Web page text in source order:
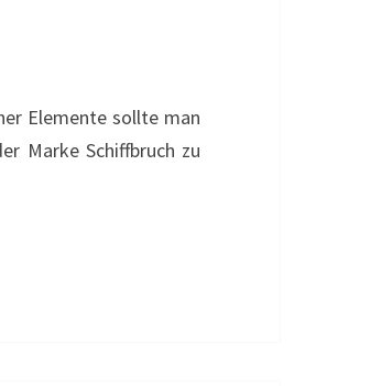
Elemente sollte man
Marke Schiffbruch zu